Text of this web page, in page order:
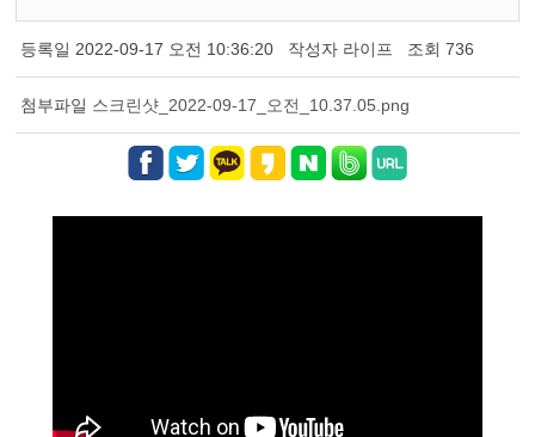
등록일 2022-09-17 오전 10:36:20 작성자 라이프 조회 736
첨부파일 스크린샷_2022-09-17_오전_10.37.05.png